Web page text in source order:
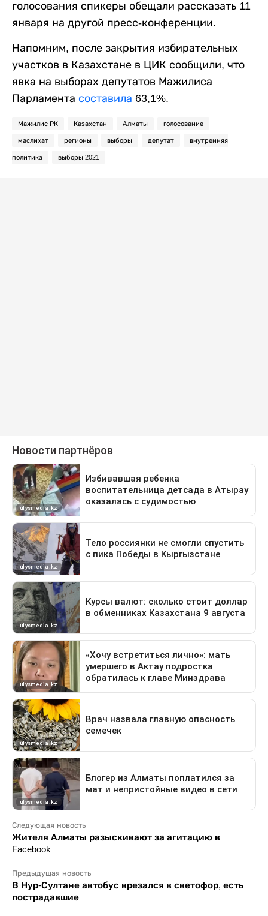
голосования спикеры обещали рассказать 11
января на другой пресс-конференции.
Напомним, после закрытия избирательных
участков в Казахстане в ЦИК сообщили, что
явка на выборах депутатов Мажилиса
Парламента составила 63,1%.
Мажилис РК Казахстан Алматы голосование
маслихат регионы выборы депутат внутренняя
политика выборы 2021
Следующая новость
Жителя Алматы разыскивают за агитацию в
Facebook
Предыдущая новость
В Нур-Султане автобус врезался в светофор, есть
пострадавшие